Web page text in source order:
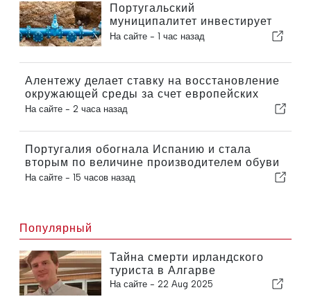
Португальский
муниципалитет инвестирует
более 190 000 евро в систему
На сайте - 1 час назад
Алентежу делает ставку на восстановление
окружающей среды за счет европейских
средств
На сайте - 2 часа назад
Португалия обогнала Испанию и стала
вторым по величине производителем обуви
в Европе
На сайте - 15 часов назад
Популярный
Тайна смерти ирландского
туриста в Алгарве
На сайте - 22 Aug 2025